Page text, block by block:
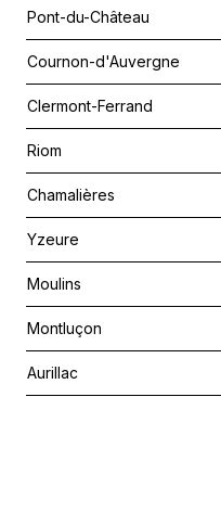
Pont-du-Château
Cournon-d'Auvergne
Clermont-Ferrand
Riom
Chamalières
Yzeure
Moulins
Montluçon
Aurillac